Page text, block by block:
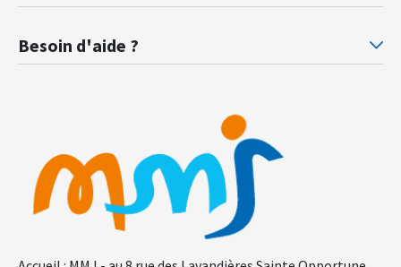
Besoin d'aide ?